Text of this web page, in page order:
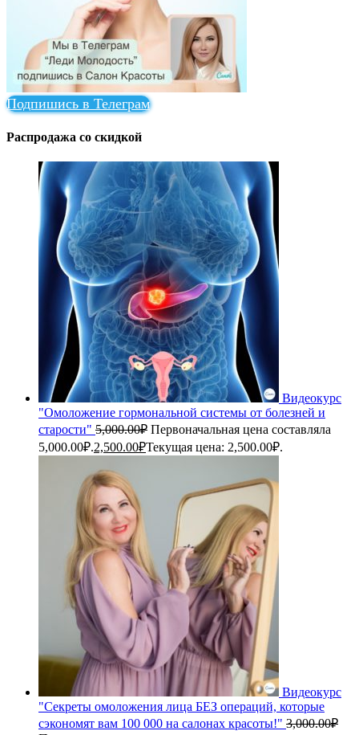
Подпишись в Телеграм
Распродажа со скидкой
Видеокурс
"Омоложение гормональной системы от болезней и
старости" 5,000.00₽ Первоначальная цена составляла
5,000.00₽.2,500.00₽Текущая цена: 2,500.00₽.
Видеокурс
"Секреты омоложения лица БЕЗ операций, которые
сэкономят вам 100 000 на салонах красоты!" 3,000.00₽